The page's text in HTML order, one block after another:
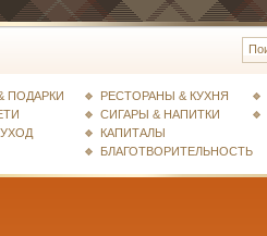
ПОДАРКИ
РЕСТОРАНЫ & КУХНЯ
СИГАРЫ & НАПИТКИ
КАПИТАЛЫ
БЛАГОТВОРИТЕЛЬНОСТЬ